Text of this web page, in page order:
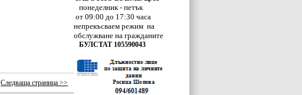
Следваща страница >>
понеделник - петък
от 09:00 до 17:30 часа
непрекъсваем режим на
обслужване на гражданите
БУЛСТАТ 105590043